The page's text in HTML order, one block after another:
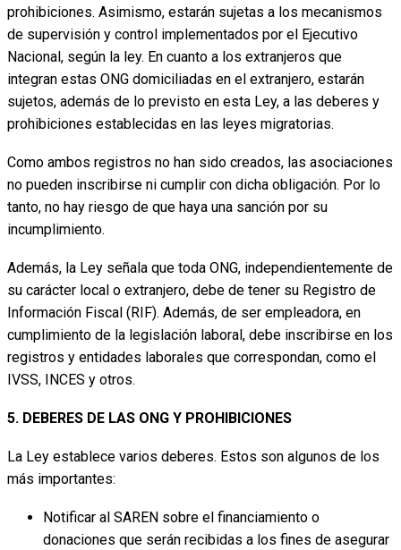
prohibiciones. Asimismo, estarán sujetas a los mecanismos
de supervisión y control implementados por el Ejecutivo
Nacional, según la ley. En cuanto a los extranjeros que
integran estas ONG domiciliadas en el extranjero, estarán
sujetos, además de lo previsto en esta Ley, a las deberes y
prohibiciones establecidas en las leyes migratorias.
Como ambos registros no han sido creados, las asociaciones
no pueden inscribirse ni cumplir con dicha obligación. Por lo
tanto, no hay riesgo de que haya una sanción por su
incumplimiento.
Además, la Ley señala que toda ONG, independientemente de
su carácter local o extranjero, debe de tener su Registro de
Información Fiscal (RIF). Además, de ser empleadora, en
cumplimiento de la legislación laboral, debe inscribirse en los
registros y entidades laborales que correspondan, como el
IVSS, INCES y otros.
5. DEBERES DE LAS ONG Y PROHIBICIONES
La Ley establece varios deberes. Estos son algunos de los
más importantes:
Notificar al SAREN sobre el financiamiento o
donaciones que serán recibidas a los fines de asegurar